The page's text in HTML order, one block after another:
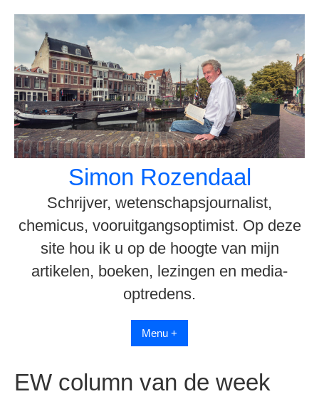
inhoud
Simon Rozendaal
Schrijver, wetenschapsjournalist,
chemicus, vooruitgangsoptimist. Op deze
site hou ik u op de hoogte van mijn
artikelen, boeken, lezingen en media-
optredens.
Menu +
EW column van de week